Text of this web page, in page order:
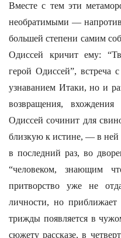
Вместе с тем эти
необратимыми —
большей степени самим
Одиссей кричит ему:
герой Одиссей”, встреча
узнаванием Итаки, но и
возвращения,
Одиссей сочинит для
близкую к истине, — в ней
в последний раз, во
“человеком, знающим
притворство уже не
личности, но
трижды появляется в
сюжету рассказе, в